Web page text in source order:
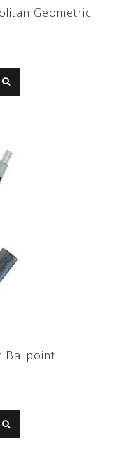
Geometric
Ballpoint